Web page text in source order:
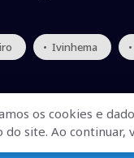
• Ivinhema
os cookies e
do site. Ao continuar,